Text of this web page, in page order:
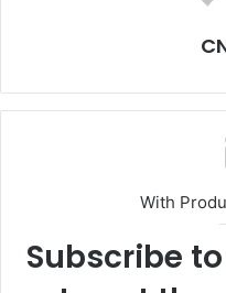
With
Subscribe